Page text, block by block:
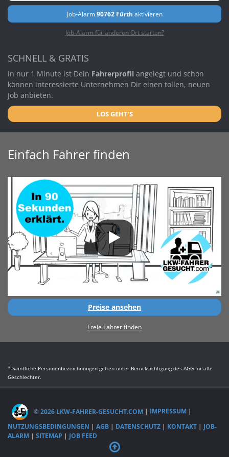
Job-Alarm90762 Fürth aktivieren
Job-Alarm für anderen Ort starten?
SCHNELL & GRATIS
In nur 1 Minute ist Dein Fahrerprofil angelegt und schon
können interessierte Unternehmen Dir einen tollen, neuen
Job anbieten.
LOS GEHT'S
Einfach Fahrer finden
Preise ansehen
Freie Fahrer finden
* Sämtliche Personenbezeichnungen gelten unter Berücksichtigung des AGG für alle
Geschlechter.
© 2026 LKW-FAHRER-GESUCHT.COM | IMPRESSUM |
NUTZUNGSBEDINGUNGEN | AGB | DATENSCHUTZ | KONTAKT | JOB-
ALARM | SITEMAP | JOB FEED